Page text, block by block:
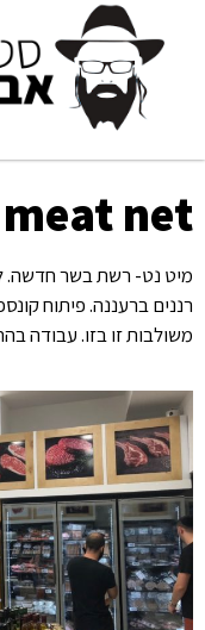
meat net
מיט נט- רשת בשר חדשה.
רננים ברעננה. פיתוח
משולבות זו בזו. עבודה